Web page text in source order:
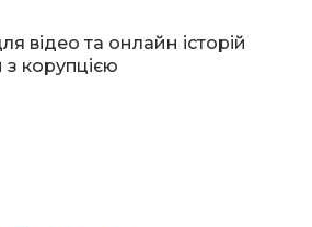
відео та онлайн історій
корупцією